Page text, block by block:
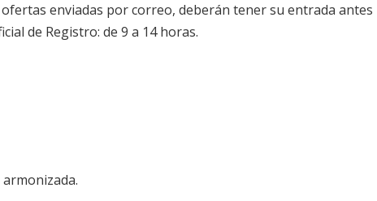
enviadas por correo, deberán tener su entrada antes
de Registro: de 9 a 14 horas.